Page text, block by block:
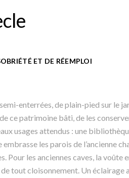
ET DE RÉEMPLOI
semi-enterrées, de plain-pied sur le
ce patrimoine bâti, de les
usages attendus : une
les parois de l’ancienne
Pour les anciennes caves, la voûte
tout cloisonnement. Un éclairage